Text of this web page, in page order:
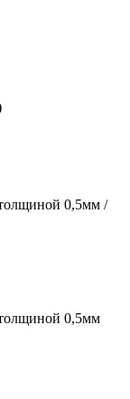
0,5мм /
0,5мм